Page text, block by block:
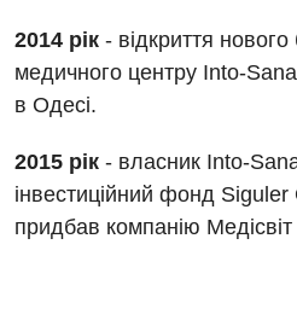
2014 рік - відкриття
медичного центру Into-
в Одесі.
2015 рік - власник Into-
інвестиційний фонд
придбав компанію Медісвіт